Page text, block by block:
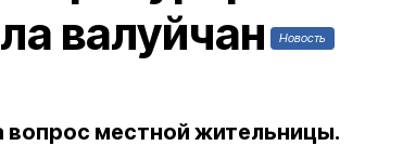
валуйчан
Новость
вопрос местной жительницы.